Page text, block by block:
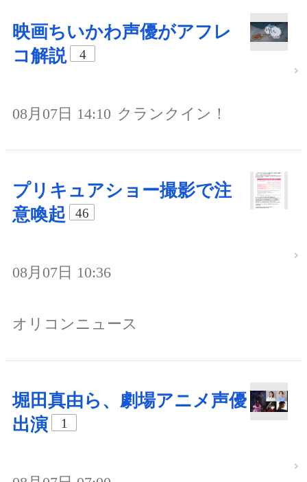
映画ちいかわ声優がアフレ
コ解説
4
08月07日 14:10 クランクイン！
プリキュアショー撮影で注
意喚起
46
08月07日 10:36
オリコンニュース
堀田真由ら、劇場アニメ声優
出演
1